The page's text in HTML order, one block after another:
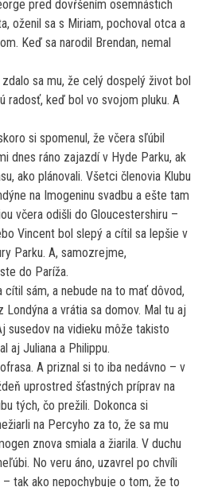
pred dovŕšením osemnástich
oženil sa s Miriam, pochoval otca a
Keď sa narodil Brendan, nemal
sa mu, že celý dospelý život bol
radosť, keď bol vo svojom pluku. A
si spomenul, že včera sľúbil
dnes ráno zajazdí v Hyde Parku, ak
ako plánovali. Všetci členovia Klubu
na Imogeninu svadbu a ešte tam
včera odišli do Gloucestershiru –
Vincent bol slepý a cítil sa lepšie v
Parku. A, samozrejme,
do Paríža.
cítil sám, a nebude na to mať dôvod,
a vrátia sa domov. Mal tu aj
susedov na vidieku môže takisto
aj Juliana a Philippu.
A priznal si to iba nedávno – v
uprostred šťastných príprav na
tých, čo prežili. Dokonca si
na Percyho za to, že sa mu
znova smiala a žiarila. V duchu
No veru áno, uzavrel po chvíli
– tak ako nepochybuje o tom, že to